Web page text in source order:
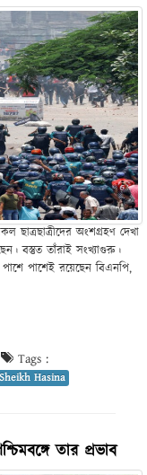
ছাত্রছাত্রীদের অংশগ্রহণ দেখা
বস্তুত তাঁরাই সংখ্যাগুরু।
পাশে পাশেই রয়েছেন বিএনপি,
Tags :
Sheikh Hasina
তার প্রভাব